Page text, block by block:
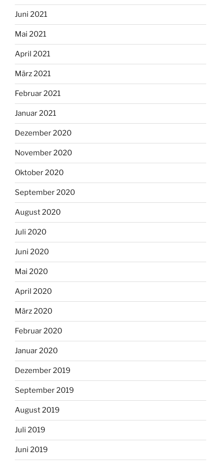
Juni 2021
Mai 2021
April 2021
März 2021
Februar 2021
Januar 2021
Dezember 2020
November 2020
Oktober 2020
September 2020
August 2020
Juli 2020
Juni 2020
Mai 2020
April 2020
März 2020
Februar 2020
Januar 2020
Dezember 2019
September 2019
August 2019
Juli 2019
Juni 2019